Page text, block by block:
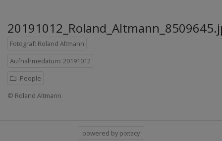
Fotograf: Roland Altmann
Aufnahmedatum: 20191012
People
© Roland Altmann
powered by pixtacy